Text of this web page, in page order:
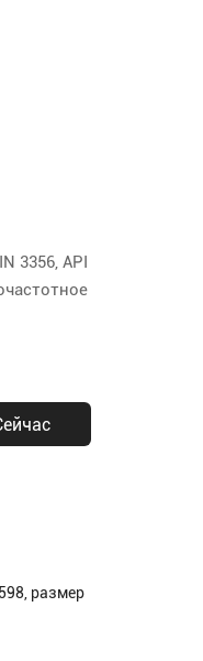
3356, API
размер